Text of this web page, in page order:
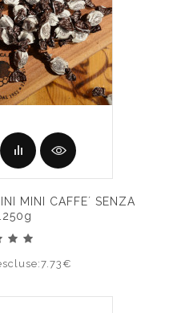
MINI CAFFE´ SENZA